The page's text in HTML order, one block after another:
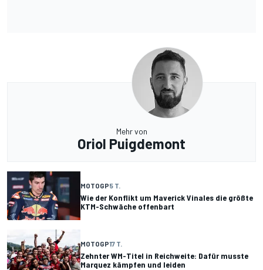
Mehr von
Oriol Puigdemont
MOTOGP5 T.
Wie der Konflikt um Maverick Vinales die größte
KTM-Schwäche offenbart
MOTOGP17 T.
Zehnter WM-Titel in Reichweite: Dafür musste
Marquez kämpfen und leiden